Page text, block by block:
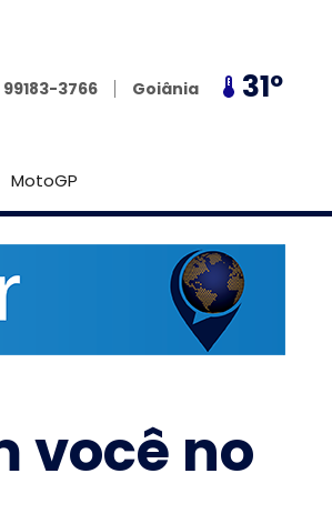
3766
31º Brasília 27º
MotoGP
você no